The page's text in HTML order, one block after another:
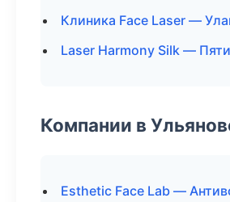
Клиника Face Laser —
Laser Harmony Silk —
Компании в
Esthetic Face Lab —